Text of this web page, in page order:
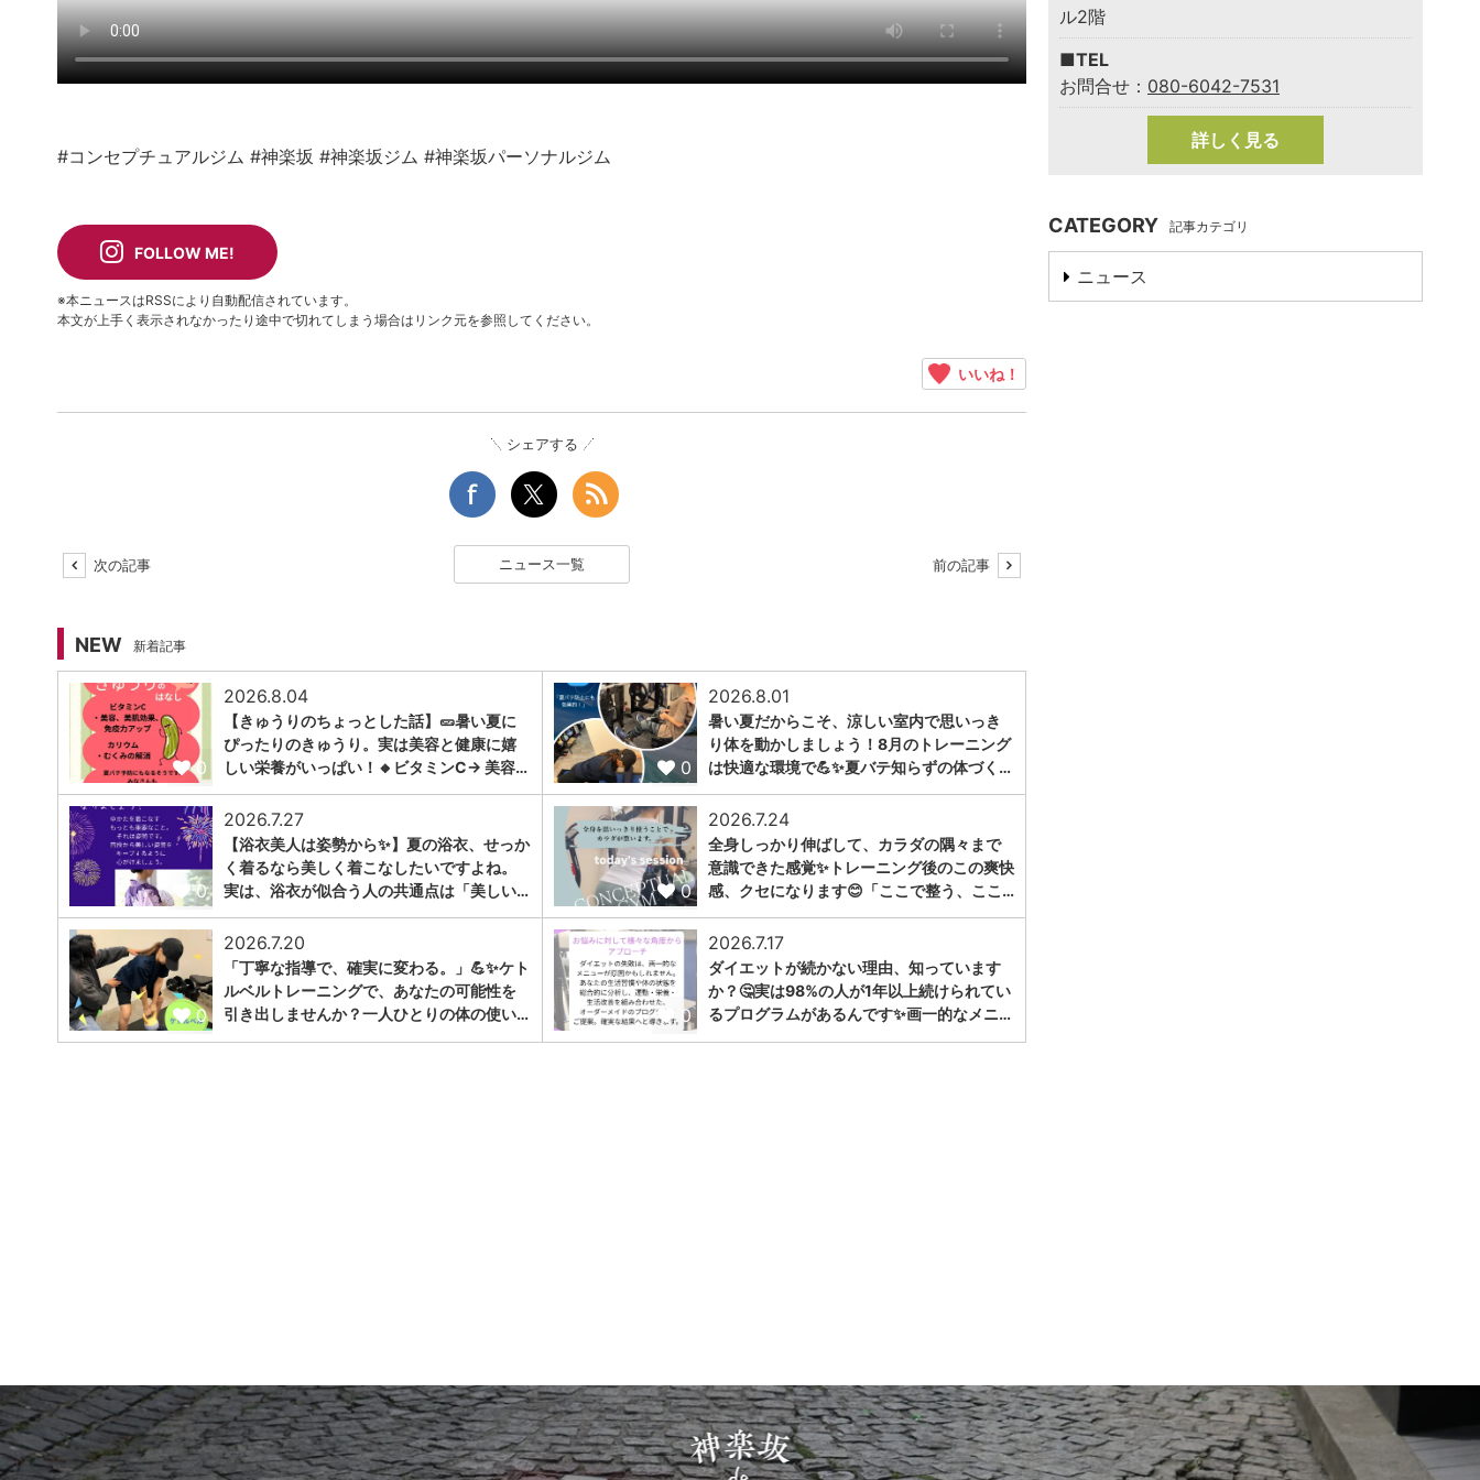
#コンセプチュアルジム #神楽坂 #神楽坂ジム #神楽坂パーソナルジム
FOLLOW ME!
※本ニュースはRSSにより自動配信されています。
本文が上手く表示されなかったり途中で切れてしまう場合はリンク元を参照してください。
いいね！
シェアする
次の記事 ニュース一覧 前の記事
NEW 新着記事
0
2026.8.04
【きゅうりのちょっとした話】🥒暑い夏に
ぴったりのきゅうり。実は美容と健康に嬉
しい栄養がいっぱい！🔸ビタミンC→ 美容…
0
2026.8.01
暑い夏だからこそ、涼しい室内で思いっき
り体を動かしましょう！8月のトレーニング
は快適な環境で💪✨夏バテ知らずの体づく…
0
2026.7.27
【浴衣美人は姿勢から✨】夏の浴衣、せっか
く着るなら美しく着こなしたいですよね。
実は、浴衣が似合う人の共通点は「美しい…
0
2026.7.24
全身しっかり伸ばして、カラダの隅々まで
意識できた感覚✨トレーニング後のこの爽快
感、クセになります😊「ここで整う、ここ…
0
2026.7.20
「丁寧な指導で、確実に変わる。」💪✨ケト
ルベルトレーニングで、あなたの可能性を
引き出しませんか？一人ひとりの体の使い…
0
2026.7.17
ダイエットが続かない理由、知っています
か？🤔実は98%の人が1年以上続けられてい
るプログラムがあるんです✨画一的なメニ…
ル2階
■TEL
お問合せ： 080-6042-7531
詳しく見る
CATEGORY 記事カテゴリ
ニュース